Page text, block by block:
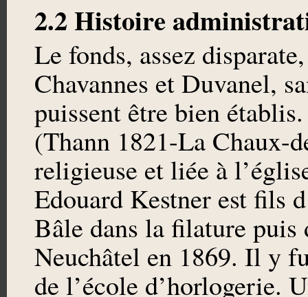
2.2 Histoire
Le fonds, assez
Chavannes et Duvanel,
puissent être bien
(Thann 1821-La Chaux-
religieuse et liée à
Edouard Kestner est fils
Bâle dans la filature puis
Neuchâtel en 1869. Il y
de l’école d’horlogerie.